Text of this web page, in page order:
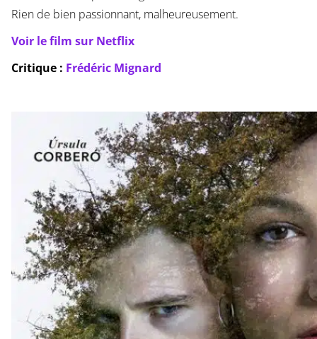
Rien de bien passionnant, malheureusement.
Voir le film sur Netflix
Critique : Frédéric Mignard